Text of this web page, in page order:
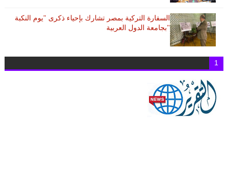
السفارة التركية بمصر تشارك بإحياء ذكرى "يوم النكبة
"بجامعة الدول العربية
1